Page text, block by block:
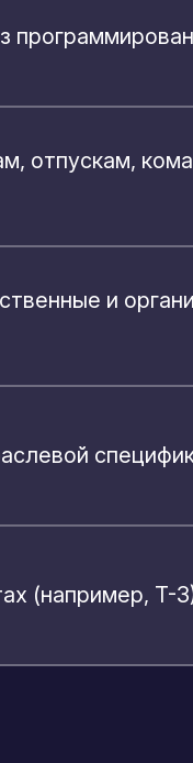
отпускам,
и
(например, Т-